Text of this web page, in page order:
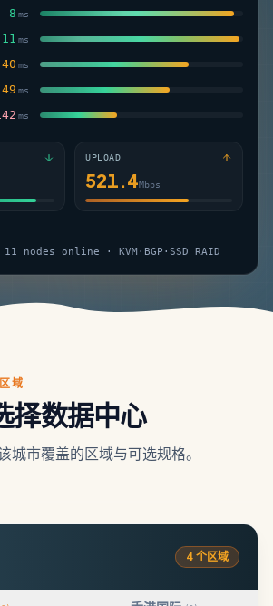
8 ms
11 ms
38 ms
47 ms
ms
UPLOAD
535.7Mbps
nodes online · KVM·BGP·SSD RAID
域
择数据中心
城市覆盖的区域与可选规格。
4 个区域